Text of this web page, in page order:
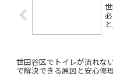
世田谷区でトイレが流れな
で解決できる原因と安心修